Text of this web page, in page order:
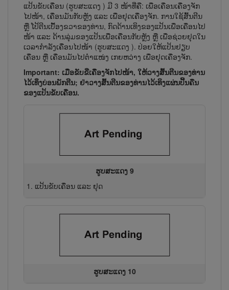
ແປ້ນຂັບເຄື່ອນ (ຮູບສະແດງ ) ມີ 3 ໜ້າ​ທີ່​ຄື: ເພື່ອເຄື່ອນເຄື່ອງ​ຈັກ
ໄປ​ໜ້າ, ເຄື່ອນ​ມັນ​ກັບ​ຫຼັງ ແລະ ເພື່ອ​ຢຸດ​ເຄື່ອງ​ຈັກ. ການ​ໃຊ້​ສົ້ນ​ຕີນ
ຫຼື ໂປ້​ຕີນ​ເບື້ອງ​ຂວາ​ຂອງ​ທ່ານ, ກົດ​ດ້ານ​ເທິງ​ຂອງ​ແປ້ນ​ເພື່ອ​ເຄື່ອນ​ໄປ​
ໜ້າ ແລະ ດ້ານ​ລຸ່ມ​ຂອງ​ແປ້ນ​ເພື່ອ​ເຄື່ອນ​ກັບ​ຫຼັງ ຫຼື ເພື່ອ​ຊ່ວຍ​ຢຸດ​ໃນ​
ເວ​ລາ​ກຳ​ລັງ​ເຄື່ອນ​ໄປ​ໜ້າ (ຮູບສະແດງ ). ປ່ອຍໃຫ້ແປ້ນຢຽບ
ເຄື່ອນ ຫຼື ເຄື່ອນມັນໄປຕຳແໜ່ງ ເກຍຫວ່າງ ເພື່ອຢຸດເຄື່ອງຈັກ.
Important: ເມື່ອ​ຂັບ​ຂີ່​ເຄື່ອງ​ຈັກ​ໄປ​ໜ້າ, ໃຫ້​ວາງ​ສົ້ນ​ຕີນ​ຂອງ​ທ່ານ​
ໄວ້​ເທິ່ງ​ບ່ອນ​ພັກ​ຕີນ; ຢ່າ​ວາງ​ສົ້ນ​ຕີນ​ຂອງ​ທ່ານ​ໄວ້​ເທິງ​ແຜ່ນ​ປີ້ນ​ຄືນ​
ຂອງ​ແປ້ນ​ຂັບ​ເຄື່ອນ.
ຮູບສະແດງ 9
ແປ້ນຂັບເຄື່ອນ ແລະ ຢຸດ
ຮູບສະແດງ 10